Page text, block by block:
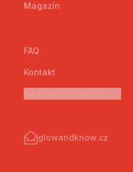
Magazín
FAQ
Kontakt
glowandknow.cz